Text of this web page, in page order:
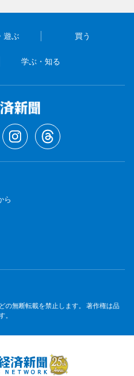
遊ぶ 買う
学ぶ・知る
ら
の無断転載を禁止します。 著作権は品
。